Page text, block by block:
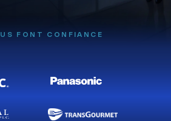
FONT CONFIANCE